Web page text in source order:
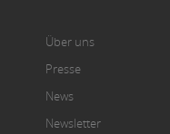
Über uns
Presse
News
Newsletter